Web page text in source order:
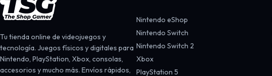
Tu tienda online de videojuegos y
tecnología. Juegos físicos y digitales para
Nintendo, PlayStation, Xbox, consolas,
accesorios y mucho más. Envíos rápidos,
Nintendo eShop
Nintendo Switch
Nintendo Switch 2
Xbox
PlayStation 5